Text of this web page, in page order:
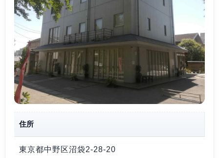
住所
東京都中野区沼袋2-28-20